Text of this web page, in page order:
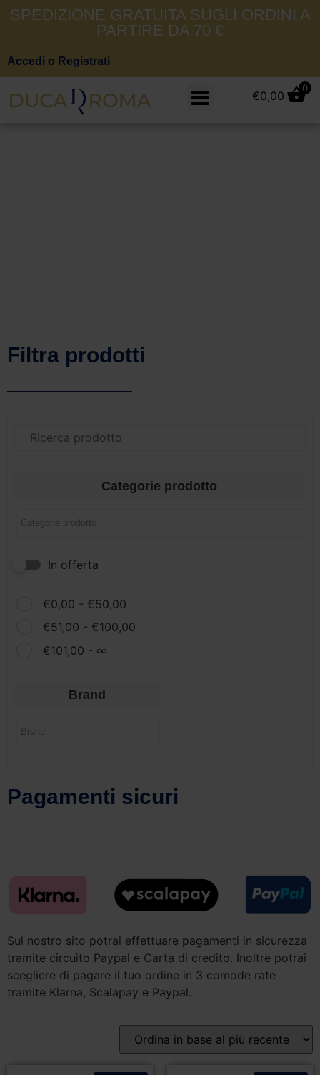
SPEDIZIONE GRATUITA SUGLI ORDINI A
PARTIRE DA 70 €
Accedi o Registrati
€0,00
0
Filtra prodotti
Categorie prodotto
In offerta
€0,00 - €50,00
€51,00 - €100,00
€101,00 - ∞
Brand
Pagamenti sicuri
Sul nostro sito potrai effettuare pagamenti in sicurezza
tramite circuito Paypal e Carta di credito. Inoltre potrai
scegliere di pagare il tuo ordine in 3 comode rate
tramite Klarna, Scalapay e Paypal.